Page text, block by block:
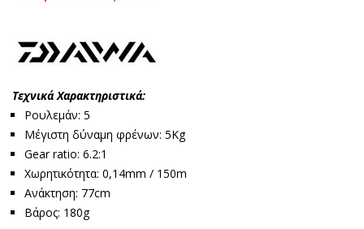
Τεχνικά Χαρακτηριστικά:
Ρουλεμάν: 5
Μέγιστη δύναμη φρένων: 5Kg
Gear ratio: 6.2:1
Χωρητικότητα: 0,14mm / 150m
Ανάκτηση: 77cm
Βάρος: 180g